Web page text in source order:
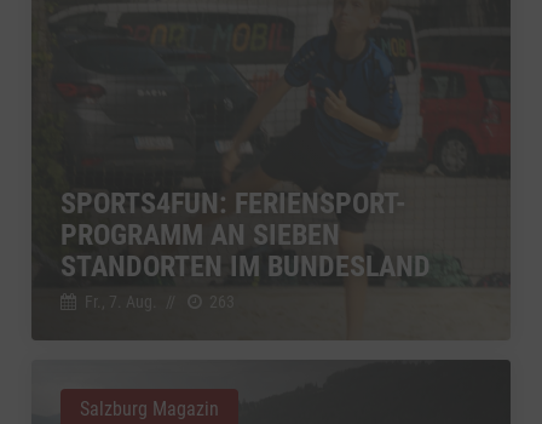
SPORTS4FUN: FERIENSPORT-
PROGRAMM AN SIEBEN
STANDORTEN IM BUNDESLAND
Fr., 7. Aug. 263
Salzburg Magazin